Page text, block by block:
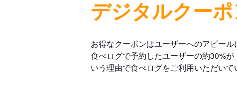
デジタルクー
お得なクーポンはユーザーへのアピール
食べログで予約したユーザーの約30%
いう理由で食べログをご利用いただいて